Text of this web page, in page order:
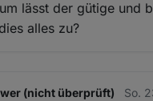
lässt der gütige und
alles zu?
(nicht überprüft) So.